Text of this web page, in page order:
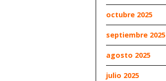
octubre 2025
septiembre 2025
agosto 2025
julio 2025